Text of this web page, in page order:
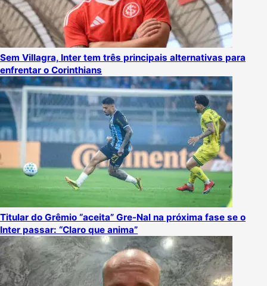
Sem Villagra, Inter tem três principais alternativas para
enfrentar o Corinthians
Titular do Grêmio “aceita” Gre-Nal na próxima fase se o
Inter passar: “Claro que anima”